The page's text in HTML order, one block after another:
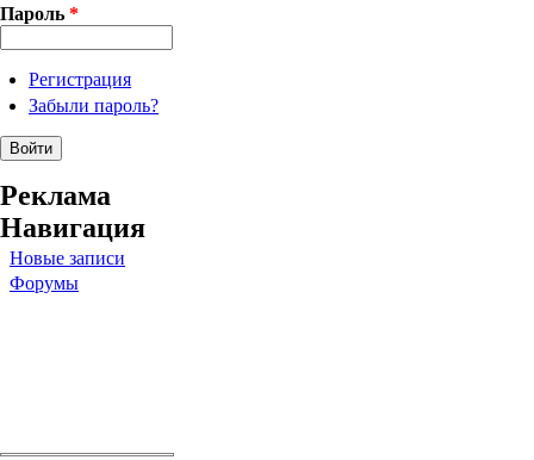
Пароль *
Регистрация
Забыли пароль?
Реклама
Навигация
Новые записи
Форумы